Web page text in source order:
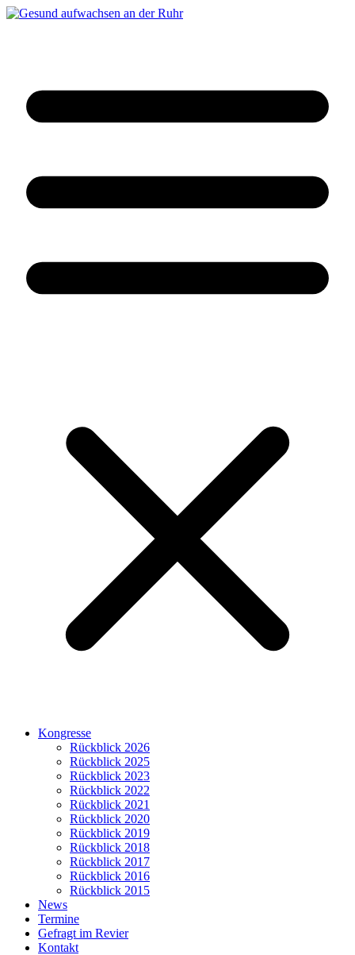
Kongresse
Rückblick 2026
Rückblick 2025
Rückblick 2023
Rückblick 2022
Rückblick 2021
Rückblick 2020
Rückblick 2019
Rückblick 2018
Rückblick 2017
Rückblick 2016
Rückblick 2015
News
Termine
Gefragt im Revier
Kontakt